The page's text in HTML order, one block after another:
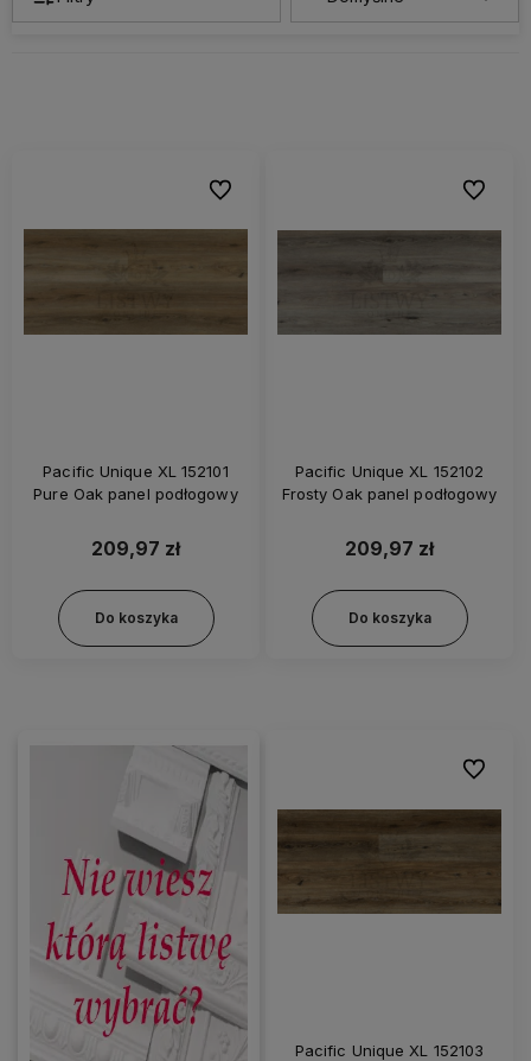
Pacific Unique XL 152101
Pure Oak panel podłogowy
209,97 zł
Do koszyka
Do ulubionych
Pacific Unique XL 152102
Frosty Oak panel podłogowy
209,97 zł
Do koszyka
Do
Pacific Unique XL 152103
Do